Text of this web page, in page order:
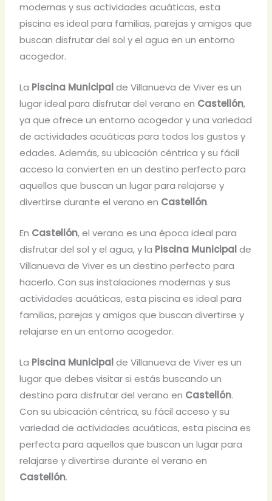
modernas y sus actividades acuáticas, esta
piscina es ideal para familias, parejas y amigos que
buscan disfrutar del sol y el agua en un entorno
acogedor.
La Piscina Municipalde Villanueva de Viver es un
lugar ideal para disfrutar del verano en Castellón,
ya que ofrece un entorno acogedor y una variedad
de actividades acuáticas para todos los gustos y
edades. Además, su ubicación céntrica y su fácil
acceso la convierten en un destino perfecto para
aquellos que buscan un lugar para relajarse y
divertirse durante el verano en Castellón.
En Castellón, el verano es una época ideal para
disfrutar del sol y el agua, y la Piscina Municipalde
Villanueva de Viver es un destino perfecto para
hacerlo. Con sus instalaciones modernas y sus
actividades acuáticas, esta piscina es ideal para
familias, parejas y amigos que buscan divertirse y
relajarse en un entorno acogedor.
La Piscina Municipalde Villanueva de Viver es un
lugar que debes visitar si estás buscando un
destino para disfrutar del verano en Castellón.
Con su ubicación céntrica, su fácil acceso y su
variedad de actividades acuáticas, esta piscina es
perfecta para aquellos que buscan un lugar para
relajarse y divertirse durante el verano en
Castellón.